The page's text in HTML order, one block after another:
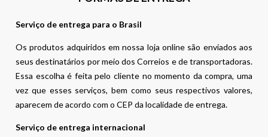
Serviço de entrega para o Brasil
Os produtos adquiridos em nossa loja online são enviados aos
seus destinatários por meio dos Correios e de transportadoras.
Essa escolha é feita pelo cliente no momento da compra, uma
vez que esses serviços, bem como seus respectivos valores,
aparecem de acordo com o CEP da localidade de entrega.
Serviço de entrega internacional